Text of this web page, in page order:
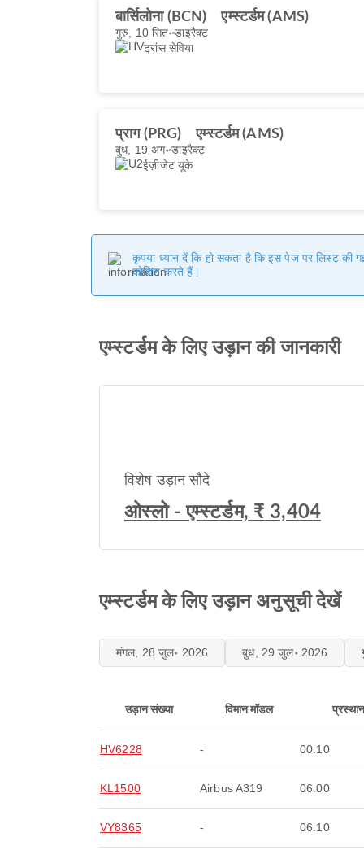
बार्सिलोना (BCN) एम्स्टर्डम (AMS)
गुरु, 10 सित॰डाइरैक्ट
ट्रांस सेविया
प्राग (PRG) एम्स्टर्डम (AMS)
बुध, 19 अग॰डाइरैक्ट
ईज़ीजेट यूके
कृपया ध्यान दें कि हो सकता है कि इस पेज पर लिस्ट की
कोशिश करते हैं।
एम्स्टर्डम के लिए उड़ान की जानकारी
विशेष उड़ान सौदे
ओस्लो - एम्स्टर्डम, ₹ 3,404
एम्स्टर्डम के लिए उड़ान अनुसूची देखें
मंगल, 28 जुल॰ 2026 बुध, 29 जुल॰ 2026
उड़ान संख्या विमान मॉडल
HV6228 - 00:10
KL1500 Airbus A319 06:00
VY8365 - 06:10